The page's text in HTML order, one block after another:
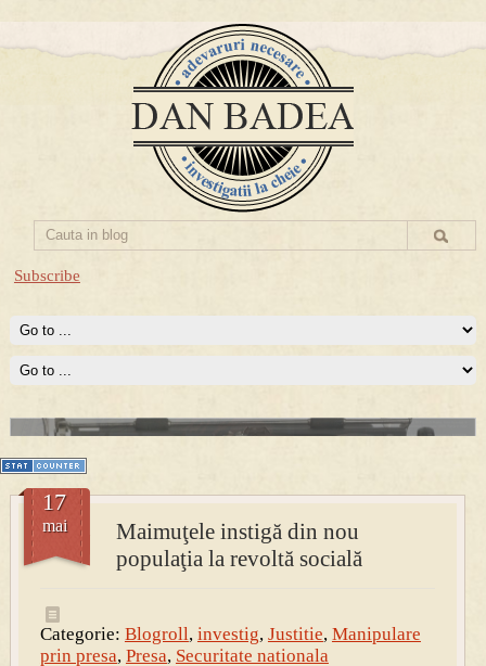
Subscribe
PRESA
Permise pentru vânătoarea de porci în costume, cu gulere albe
Prima mea carte publicata (Nemira)
Averea Presedintelui: prima lucrare despre controversatele
conturi secrete ale Securitatii.
Maimuţele instigă din nou
populaţia la revoltă socială
17
mai
Categorie: Blogroll, investig, Justitie, Manipulare
prin presa, Presa, Securitate nationala